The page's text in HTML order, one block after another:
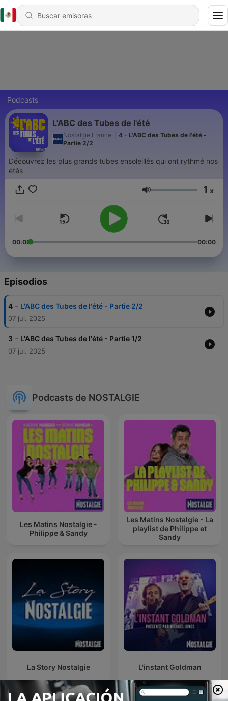
Podcasts
L'ABC des Tubes de l'été
Nostalgie France
4 - L'ABC des Tubes de l'été -
Partie 2/2
Découvrez les plus grands tubes ensoleillés qui ont rythmé nos
étés
Volumen 1 x
00:00 00:00
Episodios
4 - L'ABC des Tubes de l'été - Partie 2/2
07 jul. 2025
3 - L'ABC des Tubes de l'été - Partie 1/2
07 jul. 2025
Podcasts de NOSTALGIE
Les Matins Nostalgie -
Philippe & Sandy
Les Matins Nostalgie - La
playlist de Philippe et
Sandy
La Story Nostalgie L'instant Goldman